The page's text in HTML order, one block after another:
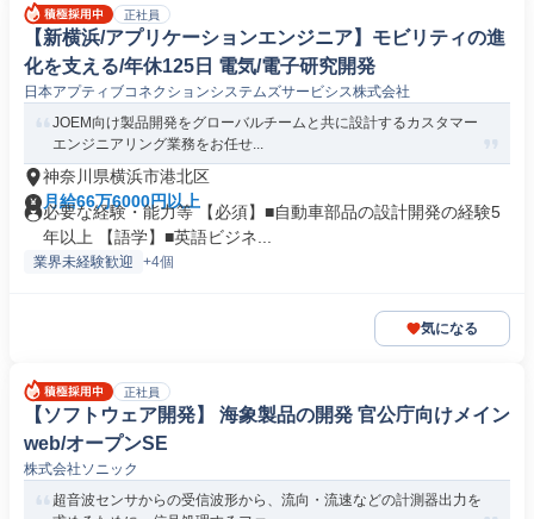
正社員
【新横浜/アプリケーションエンジニア】モビリティの進
化を支える/年休125日 電気/電子研究開発
日本アプティブコネクションシステムズサービシス株式会社
JOEM向け製品開発をグローバルチームと共に設計するカスタマー
エンジニアリング業務をお任せ...
神奈川県横浜市港北区
月給66万6000円以上
必要な経験・能力等 【必須】■自動車部品の設計開発の経験5
年以上 【語学】■英語ビジネ...
業界未経験歓迎 +4個
気になる
正社員
【ソフトウェア開発】 海象製品の開発 官公庁向けメイン
web/オープンSE
株式会社ソニック
超音波センサからの受信波形から、流向・流速などの計測器出力を